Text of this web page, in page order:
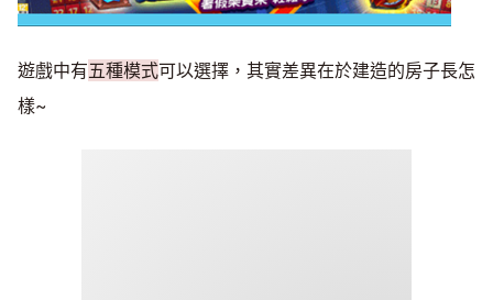
遊戲中有五種模式可以選擇，其實差異在於建造的房子長怎
樣~